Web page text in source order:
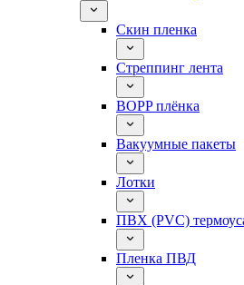
Скин пленка
Стреппинг лента
BOPP плёнка
Вакуумные пакеты
Лотки
ПВХ (PVC)
Пленка ПВД